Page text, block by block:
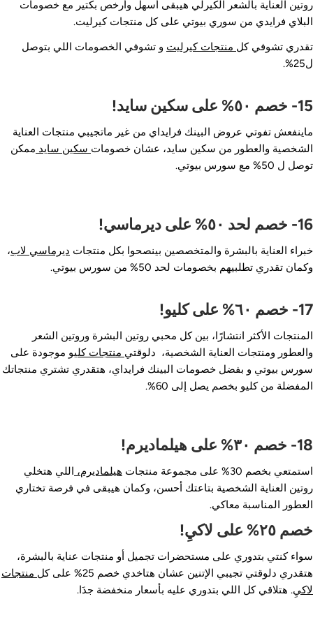
العناية بالشعر الكيرلي هيبقى أسهل وأرخص بكتير مع خصومات
فرايدي من سوري بيوتي على كل منتجات كيرليت.
تشوفي كل منتجات كيرليتو تشوفي الخصومات اللي بتوصل
على سكين سايد!
تفوتي عروض البينك فرايداي من غير ماتجيبي منتجات العناية
والعطور من سكين سايد، عشان خصوماتسكين سايد ممكن
ل 50% مع سورس بيوتي.
على ديرماسي!
العناية بالبشرة والمتخصصين بينصحوا بكل منتجات ديرماسي لاب،
تقدري تطلبيهم بخصومات لحد 50% من سورس بيوتي.
على كليو!
الأكثر انتشارًا، بين كل محبي روتين البشرة وروتين الشعر
ومنتجات العناية الشخصية، دلوقتي منتجات كليوموجودة على
بيوتي و بفضل خصومات البينك فرايداي، هتقدري تشتري منتجاتك
من كليو بخصم يصل إلى 60%.
على هيلماديرم!
بخصم 30% على مجموعة منتجات هيلماديرم، اللي هتخلي
العناية الشخصية بتاعتك أحسن، وكمان هيبقى في فرصة تختاري
المناسبة معاكي.
٢٥% على لاكيِ!
كنتي بتدوري على مستحضرات تجميل أو منتجات عناية بالبشرة،
دلوقتي تجيبي الإتنين عشان هتاخدي خصم 25% على كل
منتجات
. هتلاقي كل اللي بتدوري عليه بأسعار منخفضة جدَا.